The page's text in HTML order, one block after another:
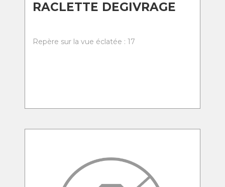
RACLETTE DEGIVRAGE
Repère sur la vue éclatée : 17